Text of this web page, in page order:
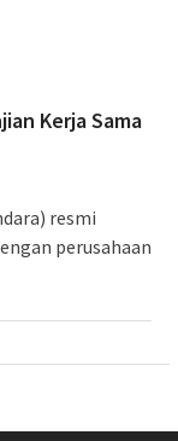
Kerja Sama
resmi
perusahaan